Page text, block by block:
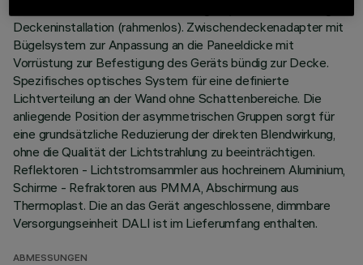
Deckeninstallation (rahmenlos). Zwischendeckenadapter mit
Bügelsystem zur Anpassung an die Paneeldicke mit
Vorrüstung zur Befestigung des Geräts bündig zur Decke.
Spezifisches optisches System für eine definierte
Lichtverteilung an der Wand ohne Schattenbereiche. Die
anliegende Position der asymmetrischen Gruppen sorgt für
eine grundsätzliche Reduzierung der direkten Blendwirkung,
ohne die Qualität der Lichtstrahlung zu beeinträchtigen.
Reflektoren - Lichtstromsammler aus hochreinem Aluminium,
Schirme - Refraktoren aus PMMA, Abschirmung aus
Thermoplast. Die an das Gerät angeschlossene, dimmbare
Versorgungseinheit DALI ist im Lieferumfang enthalten.
ABMESSUNGEN